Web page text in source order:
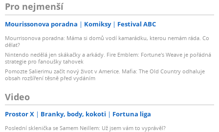
Pro nejmenší
Mourissonova poradna Komiksy Festival ABC
Mourrisonova poradna: Máma si domů vodí kamarádku, kterou nemám ráda. Co
dělat?
Nintendo nedělá jen skákačky a arkády. Fire Emblem: Fortune's Weave je pořádná
strategie pro fanoušky tahovek
Pomozte Salierimu začít nový život v Americe. Mafia: The Old Country odhaluje
obsah rozšíření těsně před vydáním
Video
Prostor X Branky, body, kokoti Fortuna liga
Poslední sklenička se Samem Neillem: Už jsem vám to vyprávěl?